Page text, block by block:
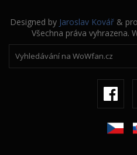
Designed by Jaroslav Kovář &
Všechna práva vyhrazena.